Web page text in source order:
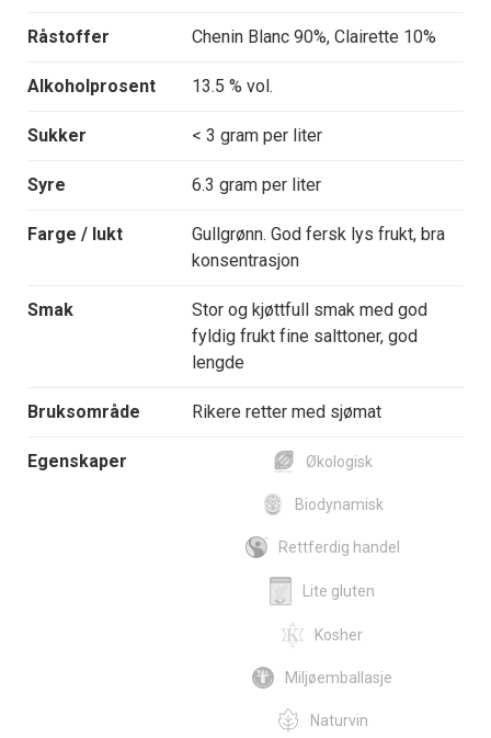
Råstoffer Chenin Blanc 90%, Clairette 10%
Alkoholprosent 13.5 % vol.
Sukker < 3 gram per liter
Syre 6.3 gram per liter
Farge / lukt
Gullgrønn. God fersk lys frukt, bra
konsentrasjon
Smak
Stor og kjøttfull smak med god
fyldig frukt fine salttoner, god
lengde
Bruksområde Rikere retter med sjømat
Egenskaper Økologisk
Biodynamisk
Rettferdig handel
Lite gluten
Kosher
Miljøemballasje
Naturvin